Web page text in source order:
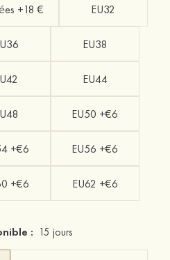
+18 € EU32
EU38
EU44
EU50 +€6
+€6 EU56 +€6
+€6 EU62 +€6
: 15 jours